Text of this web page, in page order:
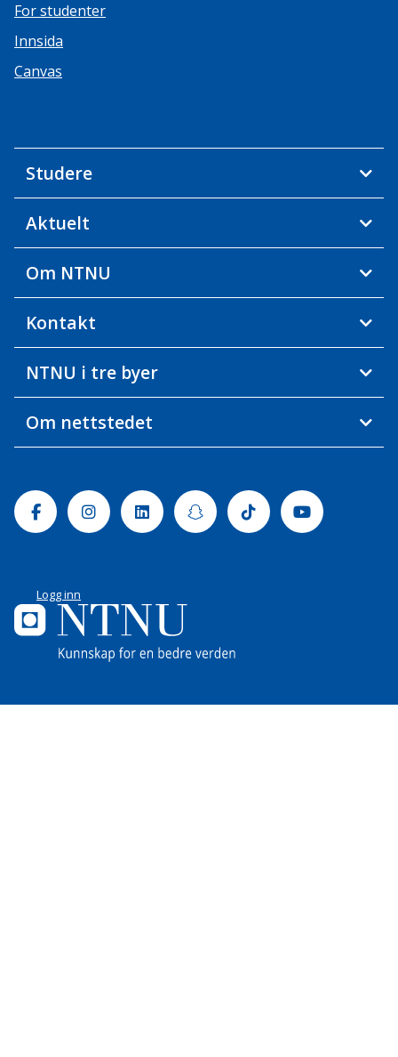
For studenter
Innsida
Canvas
Studere
Aktuelt
Om NTNU
Kontakt
NTNU i tre byer
Om nettstedet
FacebookInstagramLinkedinSnapchatTiktok Youtube
Logg inn